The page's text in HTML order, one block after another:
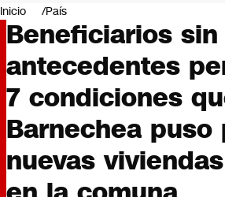
Negocios
Deportes
Programas completos
Cultura
Servicios
Bits
CNN tiempo
Opinión
Inicio País
Beneficiarios sin
antecedentes
7 condiciones
Barnechea puso
nuevas